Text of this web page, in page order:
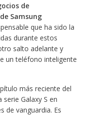
de
Samsung
que ha sido la
durante estos
salto adelante y
un teléfono inteligente
más reciente del
Galaxy S en
de vanguardia. Es